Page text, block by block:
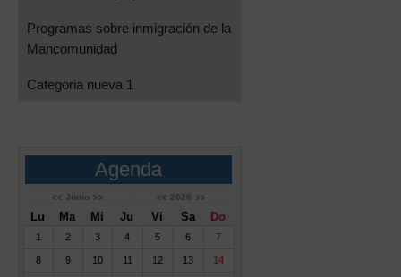
Programas sobre inmigración de la
Mancomunidad
Categoria nueva 1
Agenda
Junio 2026
Lu Ma Mi Ju Vi Sa Do
1 2 3 4 5 6 7
8 9 10 11 12 13 14